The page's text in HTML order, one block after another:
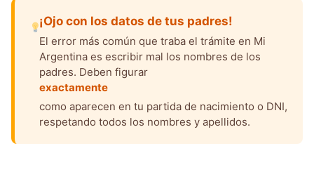
¡Ojo con los datos de tus padres!
El error más común que traba el trámite en Mi
Argentina es escribir mal los nombres de los
padres. Deben figurar
exactamente
como aparecen en tu partida de nacimiento o DNI,
respetando todos los nombres y apellidos.